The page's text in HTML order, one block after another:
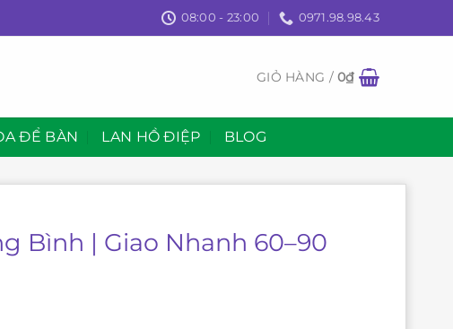
08:00 - 23:00 0971.98.98.43
GIỎ HÀNG /0₫
ĐỂ BÀN LAN HỒ ĐIỆP BLOG
Bình | Giao Nhanh 60–90